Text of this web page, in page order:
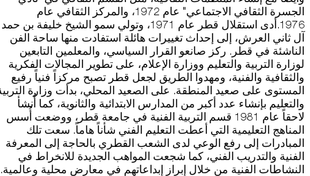
الجسرة الثقافي الاجتماعي" عام 1972، والمركز الثقافي عام
1976.أدى استقلال قطر عام 1971، وتولي سمو الشيخ خليفة بن حمد
آل ثاني العرش، إلى إحداث تغييرات هائلة استفادت منها ساحة الفن
الناشئة في قطر. ركز صانعو القرار السياسي، والمعلمين التابعين
لوزارة التربية والتعليم ووزارة الإعلام، على تطوير المجالات الفكرية
والثقافية والفنية، ومهدوا الطريق لجعل قطر تصبح مركزاً فنياً رفيع
المستوى على صعيد المنطقة. على الصعيد المحلي، بدأت وزارة
والتعليم بإنشاء عدد أكبر من المدارس الابتدائية والثانوية، كما أُنشأ
لاحقاً عام 1981 قسم التربية الفنية في جامعة قطر، ووضعت أُسس
المناهج التعليمية التي أعطت التعليم الفني شأناً هاماً. سعت تلك
المبادرات إلى رفع الوعي لدى الشعب القطري بالحاجة إلى المعرفة
الفنية والتدريب الفني، كما شجعت المواهب الجديدة للانخراط في
النشاطات الفنية من خلال إبراز إبداعاتهم في معارض محلية وعالمية.